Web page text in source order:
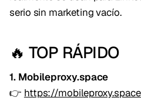
serio sin marketing vacío.
🔥 TOP RÁPIDO
1. Mobileproxy.space
👉 https://